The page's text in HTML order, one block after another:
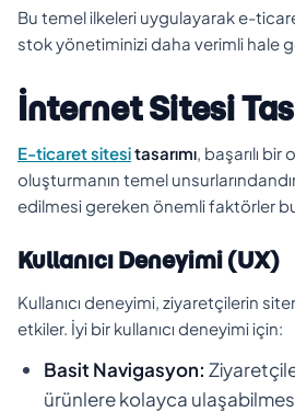
Bu temel ilkeleri uygulayarak e-
stok yönetiminizi daha verimli hale
İnternet Sitesi
E-ticaret sitesitasarımı, başarılı
oluşturmanın temel
edilmesi gereken önemli faktörler
Kullanıcı Deneyimi (UX)
Kullanıcı deneyimi, ziyaretçilerin
etkiler. İyi bir kullanıcı deneyimi için:
Basit Navigasyon:
ürünlere kolayca